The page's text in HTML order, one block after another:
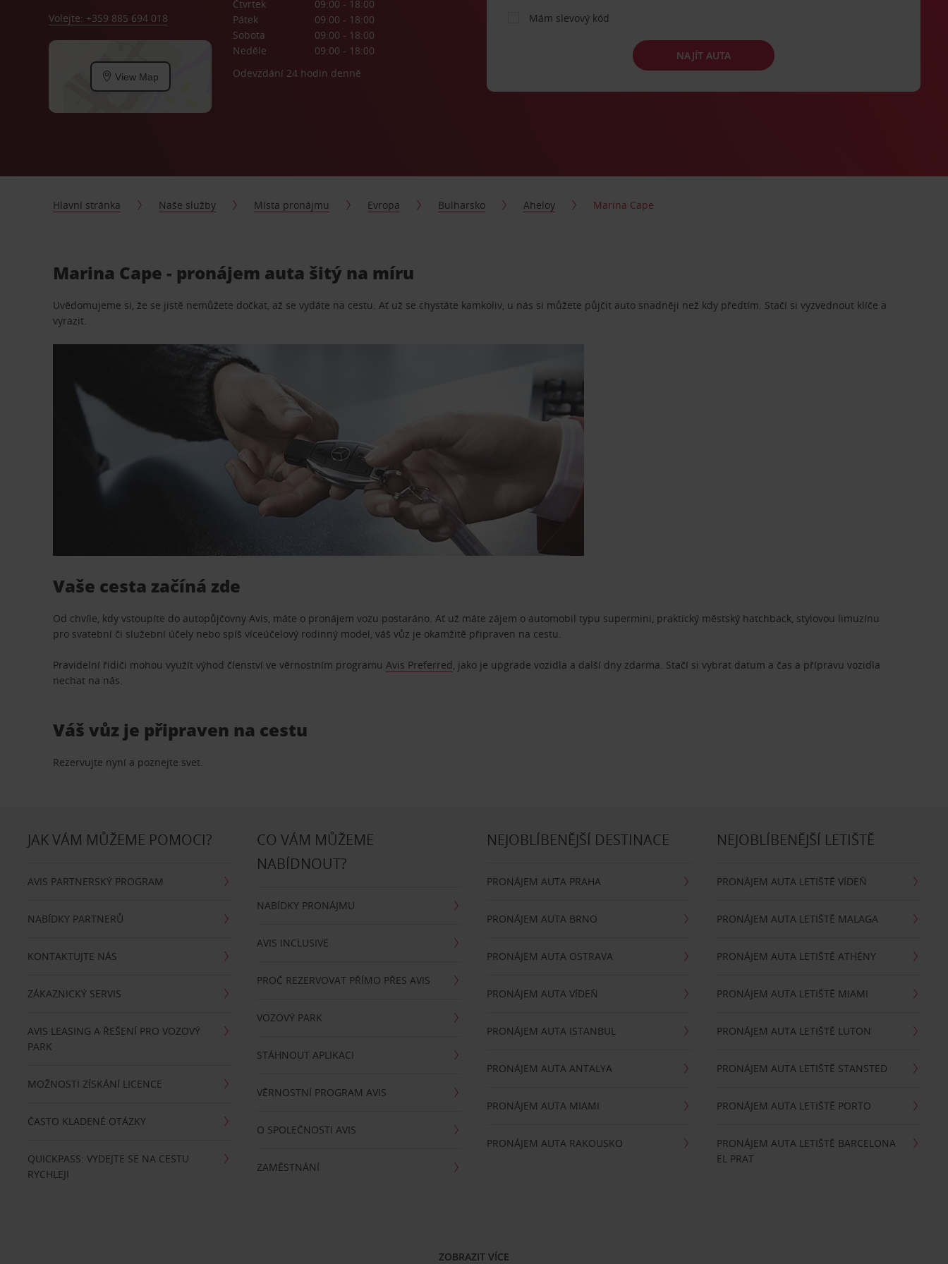
Volejte: +359 885 694 018
View Map
Čtvrtek
09:00 - 18:00
Pátek
09:00 - 18:00
Sobota
09:00 - 18:00
Neděle
09:00 - 18:00
Odevzdání 24 hodin denně
Mám slevový kód
NAJÍT AUTA
Hlavní stránka Naše služby Místa pronájmu Evropa Bulharsko Aheloy Marina Cape
Marina Cape - pronájem auta šitý na míru
Uvědomujeme si, že se jistě nemůžete dočkat, až se vydáte na cestu. Ať už se chystáte kamkoliv, u nás si můžete půjčit auto snadněji než kdy předtím. Stačí si vyzvednout klíče a
vyrazit.
Vaše cesta začíná zde
Od chvíle, kdy vstoupíte do autopůjčovny Avis, máte o pronájem vozu postaráno. Ať už máte zájem o automobil typu supermini, praktický městský hatchback, stylovou limuzínu
pro svatební či služební účely nebo spíš víceúčelový rodinný model, váš vůz je okamžitě připraven na cestu.
Pravidelní řidiči mohou využít výhod členství ve věrnostním programuAvis Preferred, jako je upgrade vozidla a další dny zdarma. Stačí si vybrat datum a čas a přípravu vozidla
nechat na nás.
Váš vůz je připraven na cestu
Rezervujte nyní a poznejte svet.
JAK VÁM MŮŽEME POMOCI?
AVIS PARTNERSKÝ PROGRAM
NABÍDKY PARTNERŮ
KONTAKTUJTE NÁS
ZÁKAZNICKÝ SERVIS
AVIS LEASING A ŘEŠENÍ PRO VOZOVÝ
PARK
MOŽNOSTI ZÍSKÁNÍ LICENCE
ČASTO KLADENÉ OTÁZKY
QUICKPASS: VYDEJTE SE NA CESTU
RYCHLEJI
CO VÁM MŮŽEME
NABÍDNOUT?
NABÍDKY PRONÁJMU
AVIS INCLUSIVE
PROČ REZERVOVAT PŘÍMO PŘES AVIS
VOZOVÝ PARK
STÁHNOUT APLIKACI
VĚRNOSTNÍ PROGRAM AVIS
O SPOLEČNOSTI AVIS
ZAMĚSTNÁNÍ
NEJOBLÍBENĚJŠÍ DESTINACE
PRONÁJEM AUTA PRAHA
PRONÁJEM AUTA BRNO
PRONÁJEM AUTA OSTRAVA
PRONÁJEM AUTA VÍDEŇ
PRONÁJEM AUTA ISTANBUL
PRONÁJEM AUTA ANTALYA
PRONÁJEM AUTA MIAMI
PRONÁJEM AUTA RAKOUSKO
NEJOBLÍBENĚJŠÍ LETIŠTĚ
PRONÁJEM AUTA LETIŠTĚ VÍDEŇ
PRONÁJEM AUTA LETIŠTĚ MALAGA
PRONÁJEM AUTA LETIŠTĚ ATHÉNY
PRONÁJEM AUTA LETIŠTĚ MIAMI
PRONÁJEM AUTA LETIŠTĚ LUTON
PRONÁJEM AUTA LETIŠTĚ STANSTED
PRONÁJEM AUTA LETIŠTĚ PORTO
PRONÁJEM AUTA LETIŠTĚ BARCELONA
EL PRAT
ZOBRAZIT VÍCE